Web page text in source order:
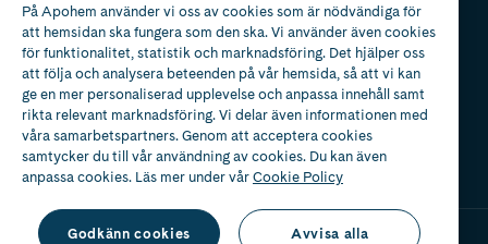
Apotek med tillstånd
av Läkemedelsverket
På Apohem använder vi oss av cookies som är nödvändiga för
att hemsidan ska fungera som den ska. Vi använder även cookies
för funktionalitet, statistik och marknadsföring. Det hjälper oss
att följa och analysera beteenden på vår hemsida, så att vi kan
ge en mer personaliserad upplevelse och anpassa innehåll samt
rikta relevant marknadsföring. Vi delar även informationen med
våra samarbetspartners. Genom att acceptera cookies
samtycker du till vår användning av cookies. Du kan även
anpassa cookies. Läs mer under vårCookie Policy
Godkänn cookies Avvisa alla